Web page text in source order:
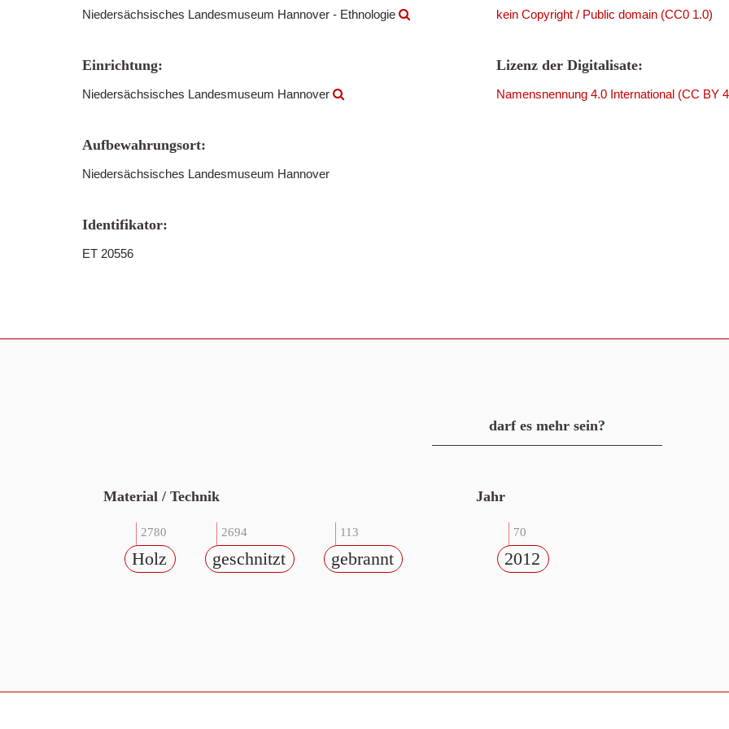
Niedersächsisches Landesmuseum Hannover - Ethnologie
Einrichtung:
Niedersächsisches Landesmuseum Hannover
Aufbewahrungsort:
Niedersächsisches Landesmuseum Hannover
Identifikator:
ET 20556
kein Copyright / Public domain (CC0 1.0)
Lizenz der Digitalisate:
Namensnennung 4.0 International (CC BY
darf es mehr sein?
Material / Technik
2780
Holz
2694
geschnitzt
113
gebrannt
Jahr
70
2012